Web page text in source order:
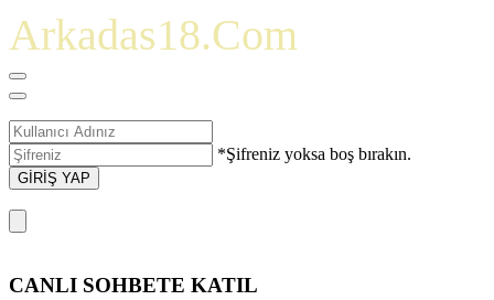
Arkadas18.Com
*Şifreniz yoksa boş bırakın.
GİRİŞ YAP
CANLI SOHBETE KATIL